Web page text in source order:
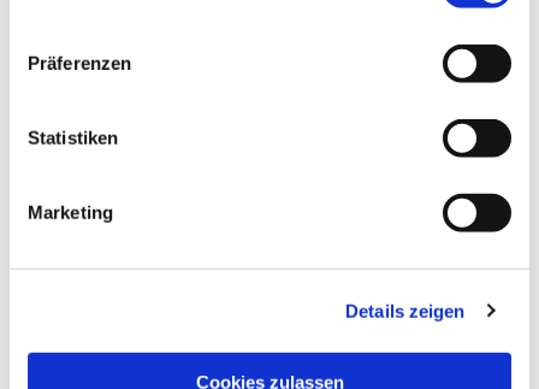
Präferenzen
Statistiken
Marketing
Details zeigen
Cookies zulassen